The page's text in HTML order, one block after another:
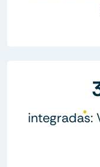
integradas: